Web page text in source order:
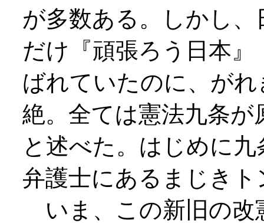
が多数ある。しかし
だけ『頑張ろう日本
ばれていたのに、が
絶。全ては憲法九条
と述べた。はじめに
弁護士にあるまじき
いま、この新旧の改